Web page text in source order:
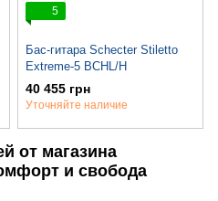
5
Бас-гитара Schecter Stiletto
Extreme-5 BCHL/H
40 455 грн
Уточняйте наличие
от магазина
и свобода